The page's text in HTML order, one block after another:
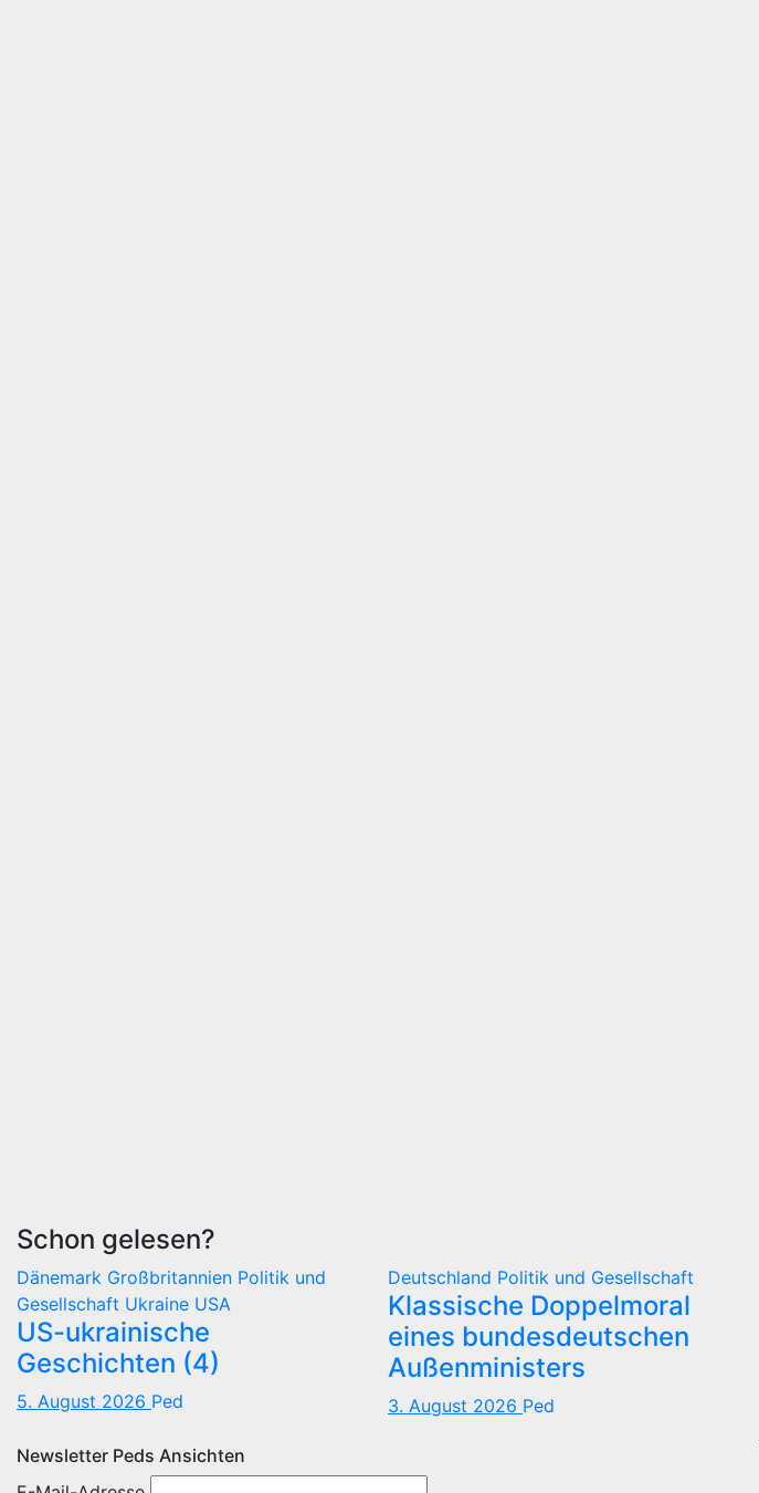
Schon gelesen?
Dänemark Großbritannien Politik und
Gesellschaft Ukraine USA
US-ukrainische
Geschichten (4)
5. August 2026 Ped
Deutschland Politik und Gesellschaft
Klassische Doppelmoral
eines bundesdeutschen
Außenministers
3. August 2026 Ped
Newsletter Peds Ansichten